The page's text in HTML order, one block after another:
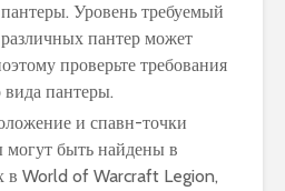
Уровень требуемый
пантер может
проверьте требования
вида пантеры.
и спавн-точки
могут быть найдены в
в World of Warcraft Legion,